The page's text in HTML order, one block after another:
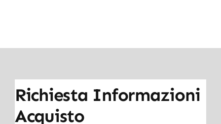
Richiesta Informazioni
Acquisto